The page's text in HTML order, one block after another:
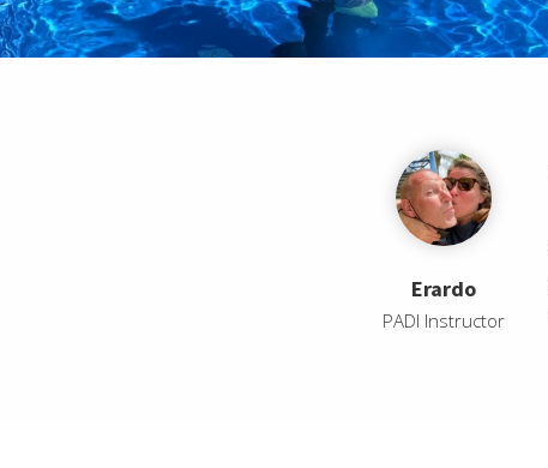
Erardo
PADI Instructor